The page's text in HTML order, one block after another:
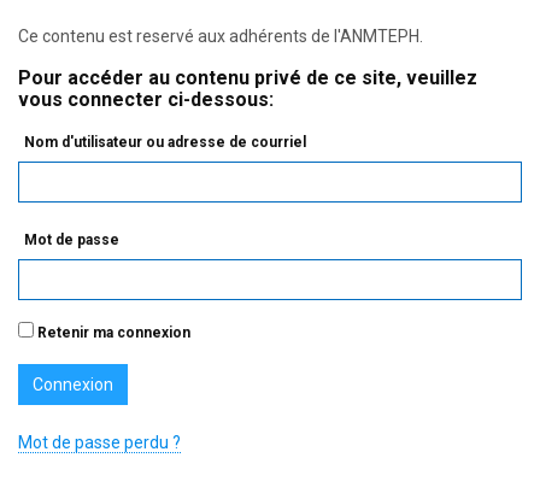
Ce contenu est reservé aux adhérents de l'ANMTEPH.
Pour accéder au contenu privé de ce site, veuillez
vous connecter ci-dessous:
Nom d'utilisateur ou adresse de courriel
Mot de passe
Retenir ma connexion
Mot de passe perdu ?